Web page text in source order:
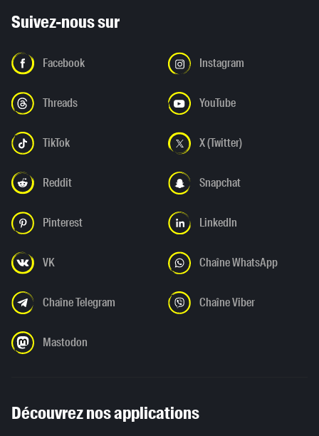
Suivez-nous sur
Facebook Instagram
Threads YouTube
TikTok X (Twitter)
Reddit Snapchat
Pinterest LinkedIn
VK Chaîne WhatsApp
Chaîne Telegram Chaîne Viber
Mastodon
Découvrez nos applications